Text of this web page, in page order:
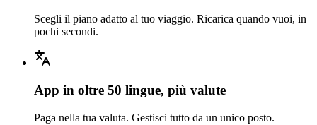
Scegli il piano adatto al tuo viaggio. Ricarica quando vuoi, in
pochi secondi.
App in oltre 50 lingue, più valute
Paga nella tua valuta. Gestisci tutto da un unico posto.